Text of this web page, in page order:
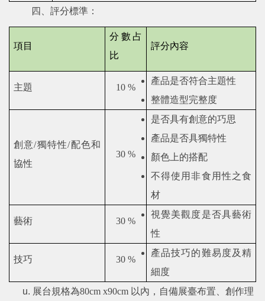
四、評分標準：
項目
分數占
比
評分內容
主題 10 %
產品是否符合主題性
整體造型完整度
創意/獨特性/配色和
協性
30 %
是否具有創意的巧思
產品是否具獨特性
顏色上的搭配
不得使用非食用性之食
材
藝術 30 %
視覺美觀度是否具藝術
性
技巧 30 %
產品技巧的難易度及精
細度
展台規格為80cm x90cm 以內，自備展臺布置、創作理